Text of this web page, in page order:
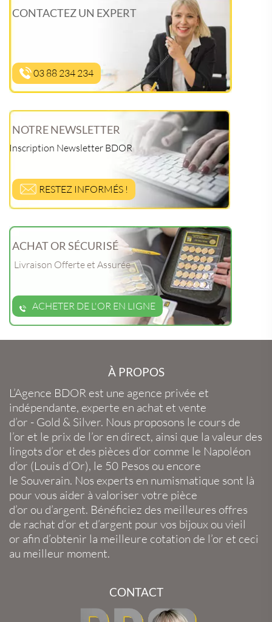
CONTACTEZ UN EXPERT
03 88 234 234
NOTRE NEWSLETTER
Inscription Newsletter BDOR
RESTEZ INFORMÉS !
ACHAT OR SÉCURISÉ
Livraison Offerte et Assurée
ACHETER DE L'OR EN LIGNE
À PROPOS
L’Agence BDOR est une agence privée et
indépendante, experte en achat et vente
d’or - Gold & Silver. Nous proposons le cours de
l’or et le prix de l’or en direct, ainsi que la valeur des
lingots d’or et des pièces d’or comme le Napoléon
d’or (Louis d’Or), le 50 Pesos ou encore
le Souverain. Nos experts en numismatique sont là
pour vous aider à valoriser votre pièce
d’or ou d’argent. Bénéficiez des meilleures offres
de rachat d’or et d’argent pour vos bijoux ou vieil
or afin d’obtenir la meilleure cotation de l’or et ceci
au meilleur moment.
CONTACT